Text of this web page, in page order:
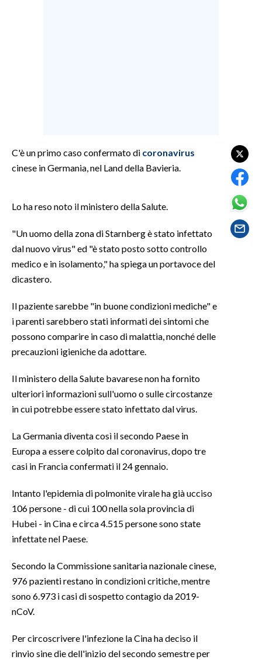
ALTRI SPORT
SPETTACOLI
GOSSIP
SALUTE
SARDI NEL MONDO
NOTIZIE
EVENTI
#CARAUNIONE
3 MINUTI CON
INSULARITÀ
INFO AZIENDE
ANNUNCI
NECROLOGI
PUBBLICITÀ
C'è un primo caso confermato di coronavirus
cinese in Germania, nel Land della Bavieria.
Lo ha reso noto il ministero della Salute.
"Un uomo della zona di Starnberg è stato infettato
dal nuovo virus" ed "è stato posto sotto controllo
medico e in isolamento," ha spiega un portavoce del
dicastero.
Il paziente sarebbe "in buone condizioni mediche" e
i parenti sarebbero stati informati dei sintomi che
possono comparire in caso di malattia, nonché delle
precauzioni igieniche da adottare.
Il ministero della Salute bavarese non ha fornito
ulteriori informazioni sull'uomo o sulle circostanze
in cui potrebbe essere stato infettato dal virus.
La Germania diventa così il secondo Paese in
Europa a essere colpito dal coronavirus, dopo tre
casi in Francia confermati il 24 gennaio.
Intanto l'epidemia di polmonite virale ha già ucciso
106 persone - di cui 100 nella sola provincia di
Hubei - in Cina e circa 4.515 persone sono state
infettate nel Paese.
Secondo la Commissione sanitaria nazionale cinese,
976 pazienti restano in condizioni critiche, mentre
sono 6.973 i casi di sospetto contagio da 2019-
nCoV.
Per circoscrivere l'infezione la Cina ha deciso il
rinvio sine die dell'inizio del secondo semestre per